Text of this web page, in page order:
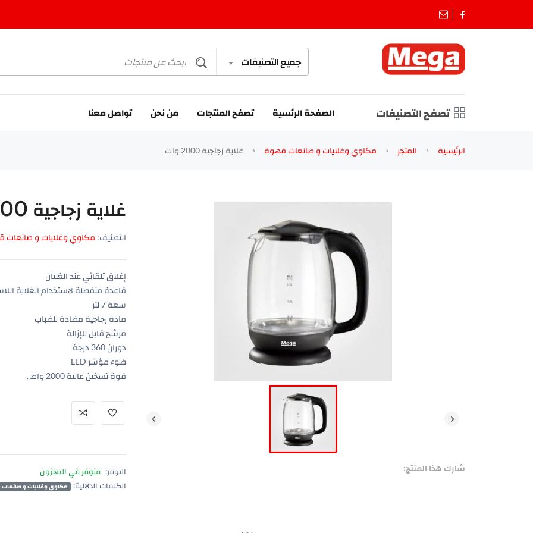
جميع التصنيفات
تصفح التصنيفات الصفحة الرئسية تصفح المنتجات من نحن تواصل معنا
الرئيسية المتجر مكاوي وغلايات و صانعات قهوة غلاية زجاجية 2000 وات
شارك هذا المنتج:
غلاية زجاجية 2000 وات
التصنيف: مكاوي وغلايات و صانعات
إغلاق تلقائي عند الغليان
قاعدة منفصلة لاستخدام الغلاية
سعة 7 لتر
مادة زجاجية مضادة للضباب
مرشح قابل للإزالة
دوران 360 درجة
ضوء مؤشر LED
قوة تسخين عالية 2000 واط .
التوفر: متوفر في المخزون
الكلمات الدلالية:
مكاوي وغلايات و